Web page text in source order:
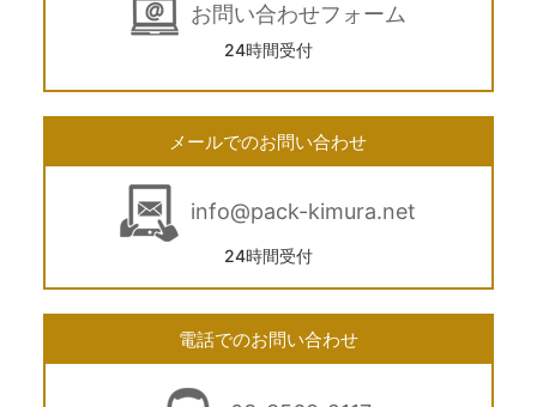
お問い合わせフォーム
24時間受付
メールでのお問い合わせ
info@pack-kimura.net
24時間受付
電話でのお問い合わせ